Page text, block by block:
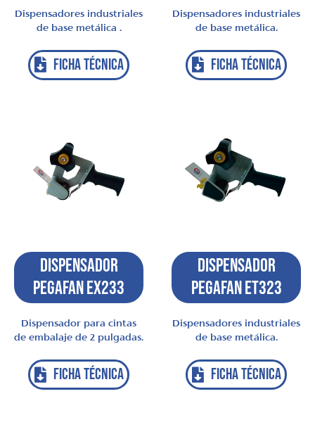
Dispensadores industriales
de base metálica .
FICHA TÉCNICA
Dispensadores industriales
de base metálica.
FICHA TÉCNICA
Dispensador
Pegafan EX233
Dispensador para cintas
de embalaje de 2 pulgadas.
FICHA TÉCNICA
Dispensador
Pegafan ET323
Dispensadores industriales
de base metálica.
FICHA TÉCNICA